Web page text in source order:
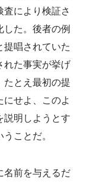
により検証さ
た。後者の例
提唱されていた
れた事実が挙げ
たとえ最初の提
せよ、このよ
説明しようとす
ことだ。
名前を与えるだ